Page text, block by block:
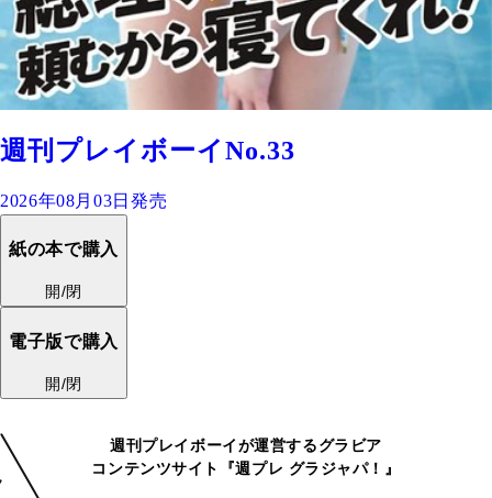
週刊プレイボーイNo.33
2026年08月03日発売
紙の本で購入
開/閉
電子版で購入
開/閉
週刊プレイボーイが運営するグラビア
コンテンツサイト『週プレ グラジャパ！』